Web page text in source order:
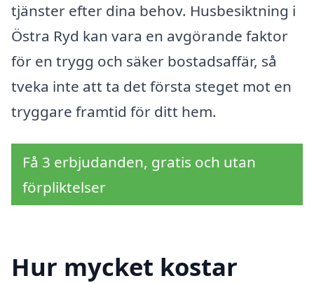
tjänster efter dina behov. Husbesiktning i
Östra Ryd kan vara en avgörande faktor
för en trygg och säker bostadsaffär, så
tveka inte att ta det första steget mot en
tryggare framtid för ditt hem.
Få 3 erbjudanden, gratis och utan
förpliktelser
Hur mycket kostar